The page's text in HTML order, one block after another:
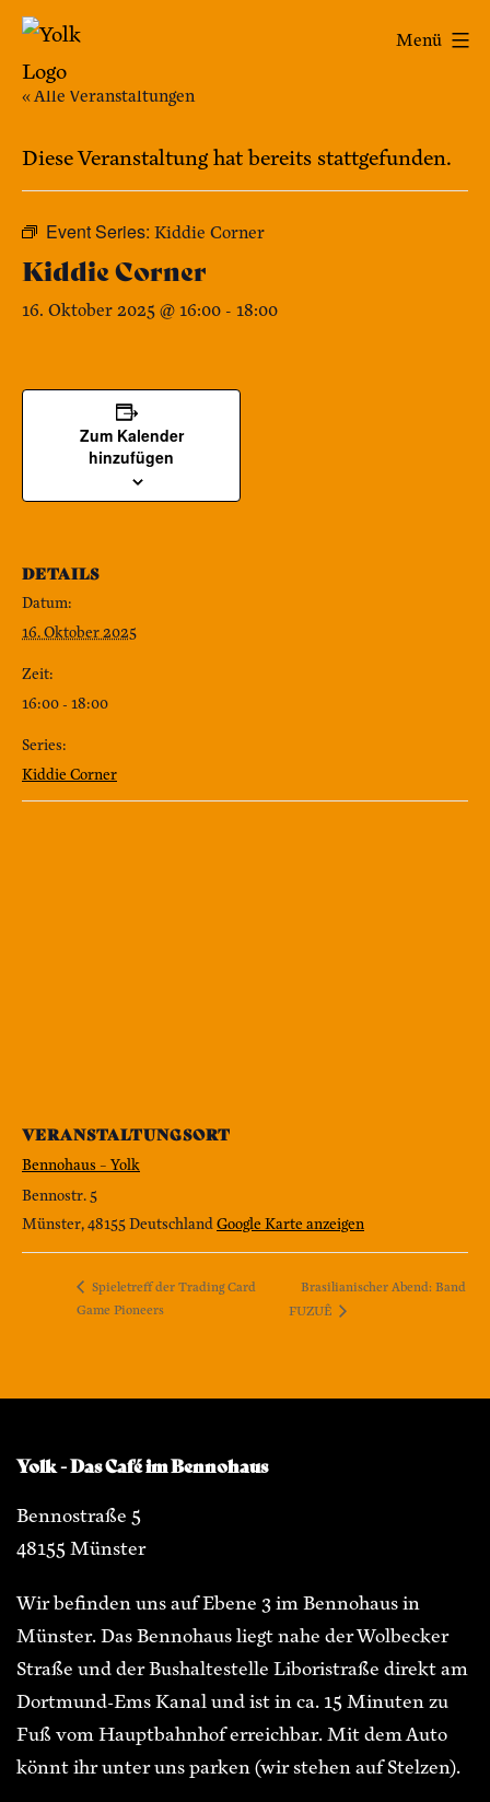
Zum
springen
Yolk
-
Café
im
Bennohaus
Menü
« Alle Veranstaltungen
Diese Veranstaltung hat bereits stattgefunden.
Event Series: Kiddie Corner
Kiddie Corner
16. Oktober 2025 @ 16:00 - 18:00
Zum Kalender
hinzufügen
DETAILS
Datum:
16. Oktober 2025
Zeit:
16:00 - 18:00
Series:
Kiddie Corner
VERANSTALTUNGSORT
Bennohaus – Yolk
Bennostr. 5
Münster,48155DeutschlandGoogle Karte anzeigen
Spieletreff der Trading Card
Game Pioneers
Brasilianischer Abend: Band
FUZUÊ
Yolk - Das Café im Bennohaus
Bennostraße 5
48155 Münster
Wir befinden uns auf Ebene 3 im Bennohaus in
Münster. Das Bennohaus liegt nahe der Wolbecker
Straße und der Bushaltestelle Liboristraße direkt am
Dortmund-Ems Kanal und ist in ca. 15 Minuten zu
Fuß vom Hauptbahnhof erreichbar. Mit dem Auto
könnt ihr unter uns parken (wir stehen auf Stelzen).